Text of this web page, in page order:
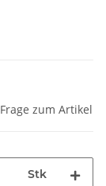
Frage zum Artikel
Stk